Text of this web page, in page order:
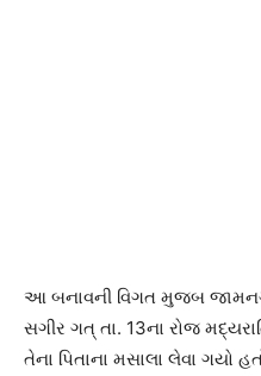
આ બનાવની વિગત મુજબ
સગીર ગત્ તા. 13ના રોજ
તેના પિતાના મસાલા લેવા ગયો